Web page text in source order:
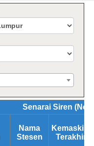
Senarai Siren
Nama
Stesen
Kemaskini
Terakhir